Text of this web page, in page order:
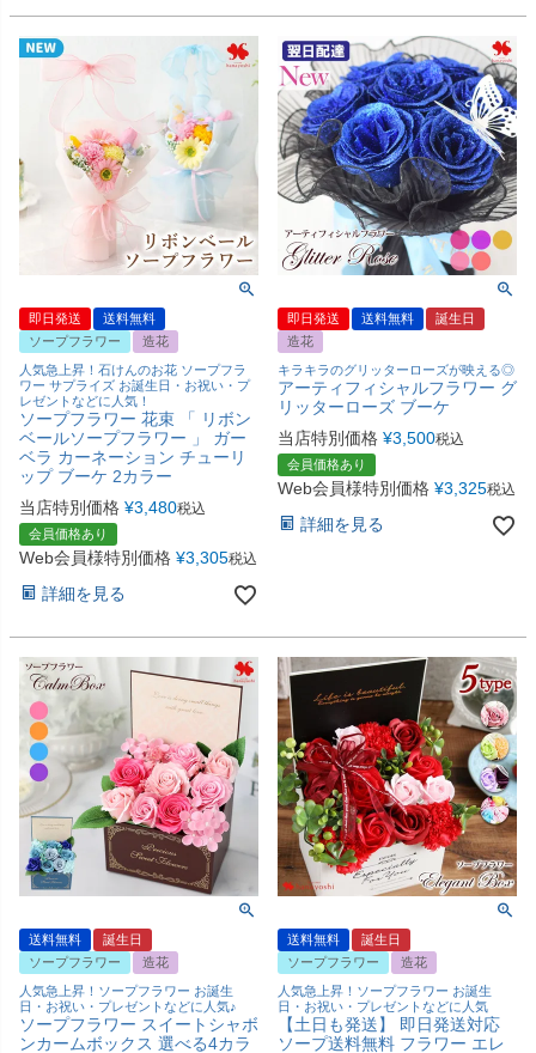
即日発送
送料無料
ソープフラワー
造花
人気急上昇！石けんのお花 ソープフラ
ワー サプライズ お誕生日・お祝い・プ
レゼントなどに人気！
ソープフラワー 花束 「 リボン
ベールソープフラワー 」 ガー
ベラ カーネーション チューリ
ップ ブーケ 2カラー
当店特別価格 ¥3,480税込
会員価格あり
Web会員様特別価格 ¥3,305税込
詳細を見る
即日発送 送料無料
誕生日
造花
キラキラのグリッターローズが映える◎
アーティフィシャルフラワー グ
リッターローズ ブーケ
当店特別価格 ¥3,500税込
会員価格あり
Web会員様特別価格 ¥3,325税込
詳細を見る
送料無料
誕生日
ソープフラワー
造花
人気急上昇！ソープフラワー お誕生
日・お祝い・プレゼントなどに人気♪
ソープフラワー スイートシャボ
ンカームボックス 選べる4カラ
送料無料
誕生日
ソープフラワー
造花
人気急上昇！ソープフラワー お誕生
日・お祝い・プレゼントなどに人気
【土日も発送】 即日発送対応
ソープ送料無料 フラワー エレ